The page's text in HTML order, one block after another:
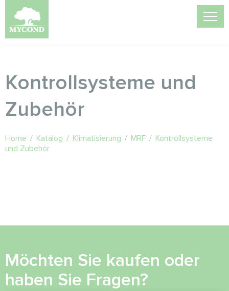
Kontrollsysteme und
Zubehör
Home / Katalog / Klimatisierung / MRF / Kontrollsysteme
und Zubehör
Möchten Sie kaufen oder
haben Sie Fragen?